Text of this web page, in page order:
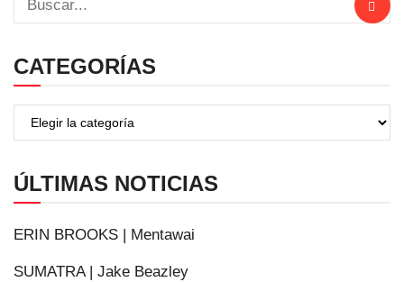
CATEGORÍAS
ÚLTIMAS NOTICIAS
ERIN BROOKS | Mentawai
SUMATRA | Jake Beazley